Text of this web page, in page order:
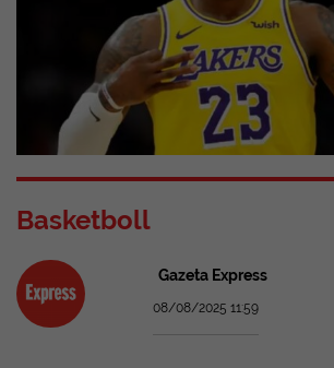
Basketboll
Gazeta Express
08/08/2025 11:59